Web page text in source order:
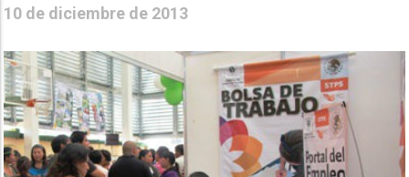
10 de diciembre de 2013